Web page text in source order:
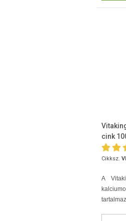
cink
Cikksz.
A